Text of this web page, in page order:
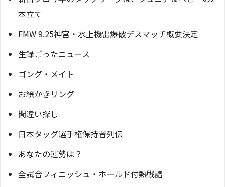
本立て
FMW 9.25神宮・水上機雷爆破デスマッチ概要決定
生録ごったニュース
ゴング・メイト
お絵かきリング
間違い探し
日本タッグ選手権保持者列伝
あなたの運勢は？
全試合フィニッシュ・ホールド付熱戦譜